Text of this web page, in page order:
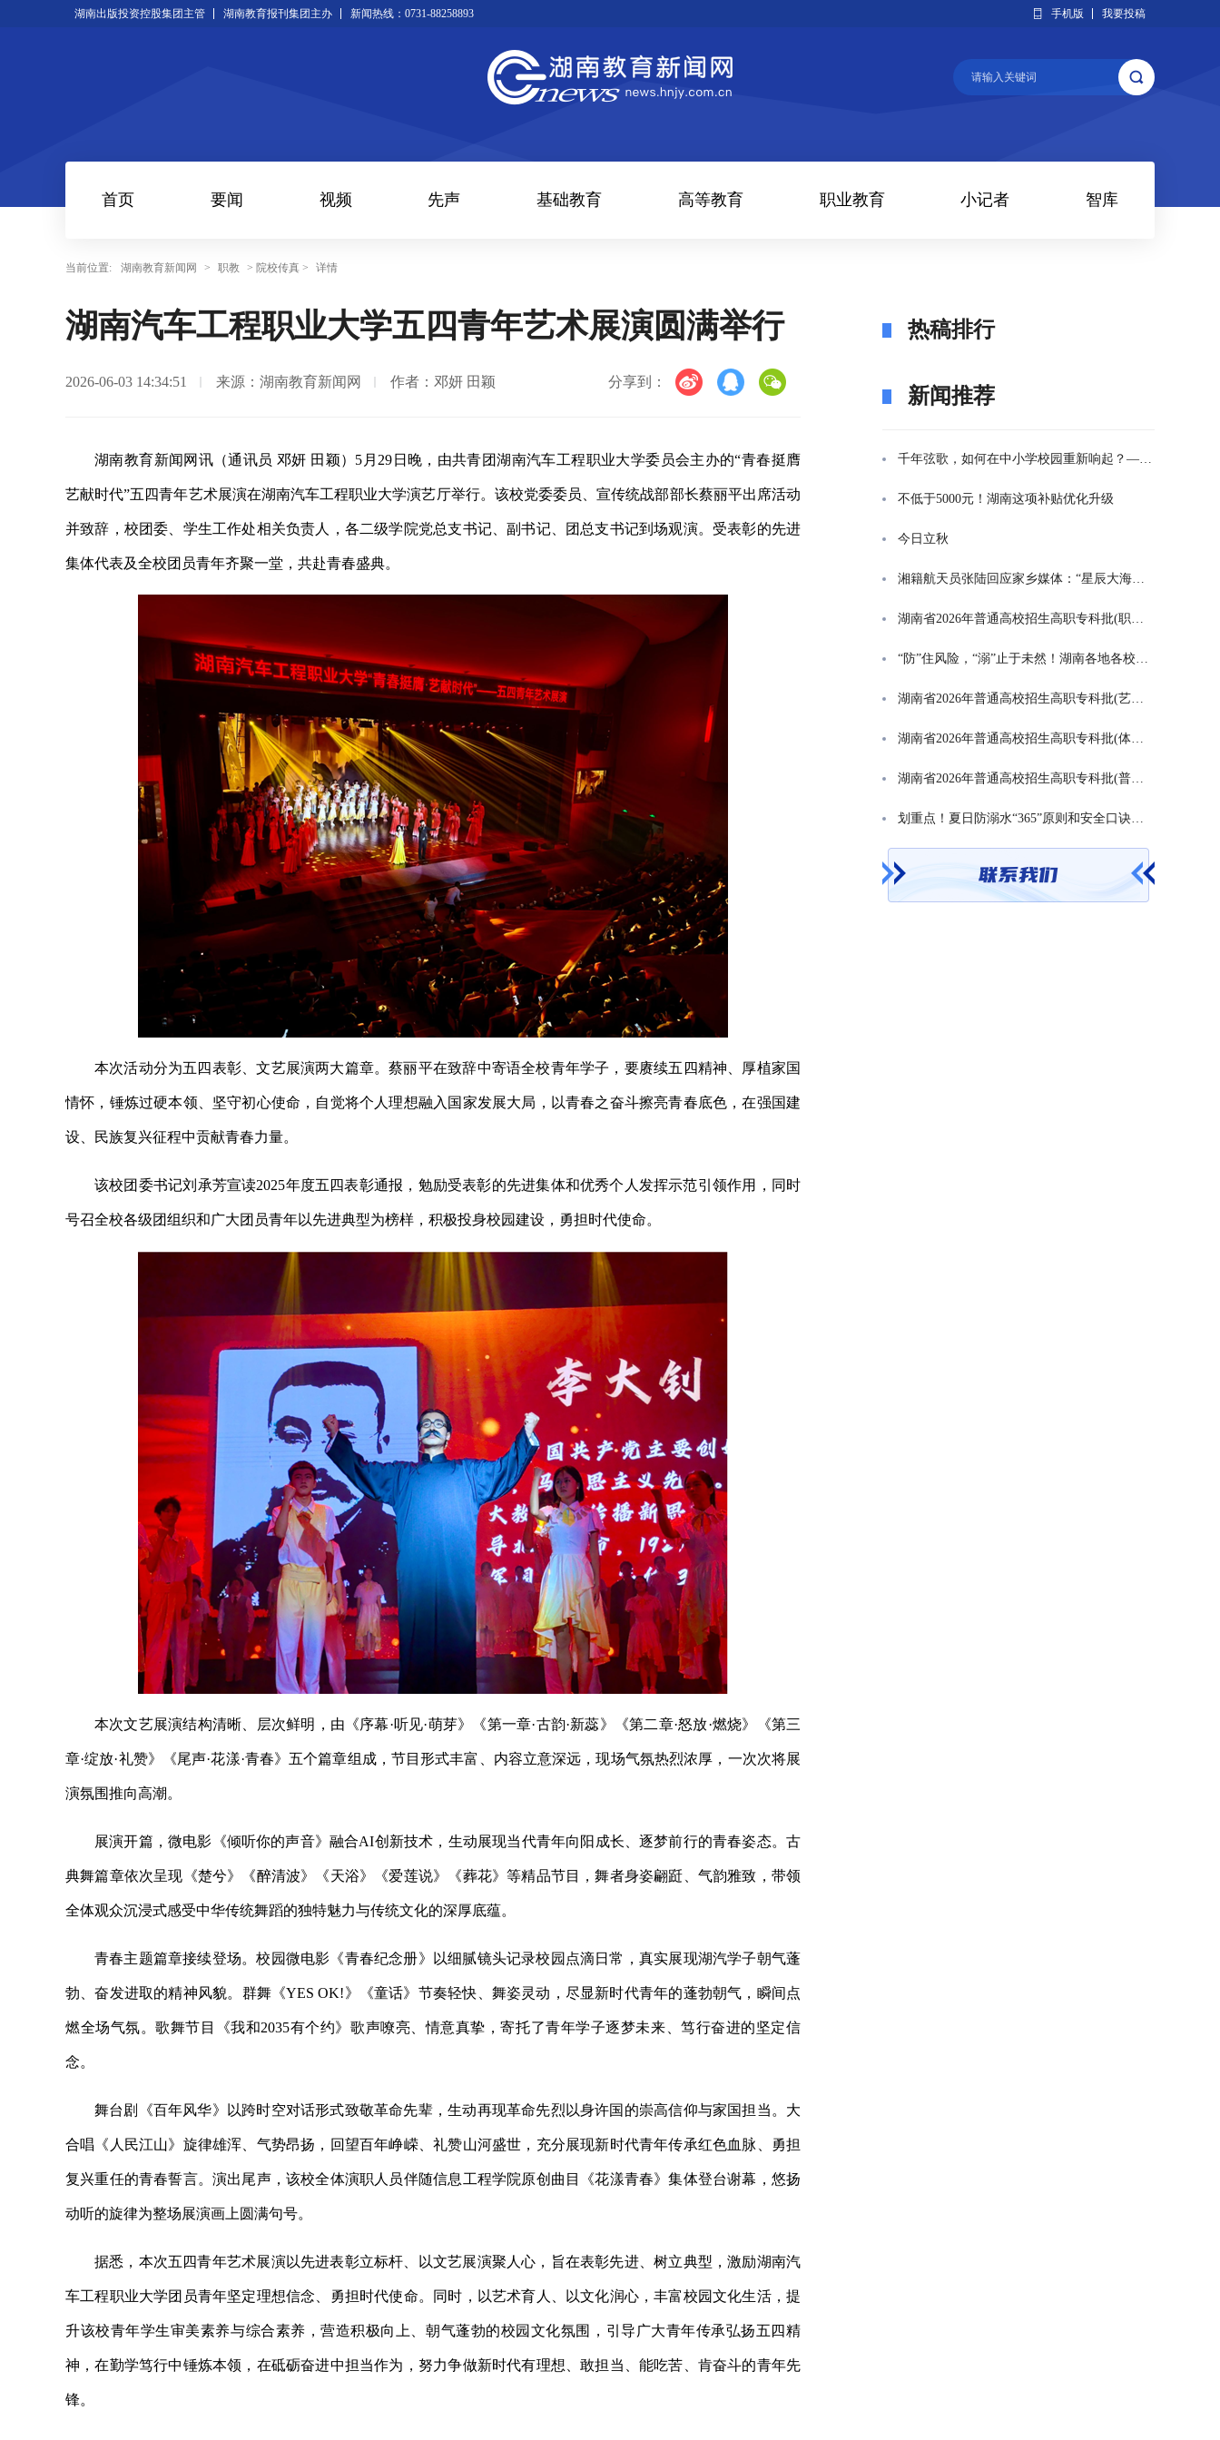
湖南出版投资控股集团主管 湖南教育报刊集团主办 新闻热线：0731-88258893 手机版 我要投稿
首页 要闻 视频 先声 基础教育 高等教育 职业教育 小记者 智库
当前位置: 湖南教育新闻网 > 职教 > 院校传真 > 详情
湖南汽车工程职业大学五四青年艺术展演圆满举行
2026-06-03 14:34:51 来源：湖南教育新闻网 作者：邓妍 田颖 分享到：
湖南教育新闻网讯（通讯员 邓妍 田颖）5月29日晚，由共青团湖南汽车工程职业大学委员会主办的“青春挺膺
艺献时代”五四青年艺术展演在湖南汽车工程职业大学演艺厅举行。该校党委委员、宣传统战部部长蔡丽平出席活动
并致辞，校团委、学生工作处相关负责人，各二级学院党总支书记、副书记、团总支书记到场观演。受表彰的先进
集体代表及全校团员青年齐聚一堂，共赴青春盛典。
本次活动分为五四表彰、文艺展演两大篇章。蔡丽平在致辞中寄语全校青年学子，要赓续五四精神、厚植家国
情怀，锤炼过硬本领、坚守初心使命，自觉将个人理想融入国家发展大局，以青春之奋斗擦亮青春底色，在强国建
设、民族复兴征程中贡献青春力量。
该校团委书记刘承芳宣读2025年度五四表彰通报，勉励受表彰的先进集体和优秀个人发挥示范引领作用，同时
号召全校各级团组织和广大团员青年以先进典型为榜样，积极投身校园建设，勇担时代使命。
本次文艺展演结构清晰、层次鲜明，由《序幕·听见·萌芽》《第一章·古韵·新蕊》《第二章·怒放·燃烧》《第三
章·绽放·礼赞》《尾声·花漾·青春》五个篇章组成，节目形式丰富、内容立意深远，现场气氛热烈浓厚，一次次将展
演氛围推向高潮。
展演开篇，微电影《倾听你的声音》融合AI创新技术，生动展现当代青年向阳成长、逐梦前行的青春姿态。古
典舞篇章依次呈现《楚兮》《醉清波》《天浴》《爱莲说》《葬花》等精品节目，舞者身姿翩跹、气韵雅致，带领
全体观众沉浸式感受中华传统舞蹈的独特魅力与传统文化的深厚底蕴。
青春主题篇章接续登场。校园微电影《青春纪念册》以细腻镜头记录校园点滴日常，真实展现湖汽学子朝气蓬
勃、奋发进取的精神风貌。群舞《YES OK!》《童话》节奏轻快、舞姿灵动，尽显新时代青年的蓬勃朝气，瞬间点
燃全场气氛。歌舞节目《我和2035有个约》歌声嘹亮、情意真挚，寄托了青年学子逐梦未来、笃行奋进的坚定信
念。
舞台剧《百年风华》以跨时空对话形式致敬革命先辈，生动再现革命先烈以身许国的崇高信仰与家国担当。大
合唱《人民江山》旋律雄浑、气势昂扬，回望百年峥嵘、礼赞山河盛世，充分展现新时代青年传承红色血脉、勇担
复兴重任的青春誓言。演出尾声，该校全体演职人员伴随信息工程学院原创曲目《花漾青春》集体登台谢幕，悠扬
动听的旋律为整场展演画上圆满句号。
据悉，本次五四青年艺术展演以先进表彰立标杆、以文艺展演聚人心，旨在表彰先进、树立典型，激励湖南汽
车工程职业大学团员青年坚定理想信念、勇担时代使命。同时，以艺术育人、以文化润心，丰富校园文化生活，提
升该校青年学生审美素养与综合素养，营造积极向上、朝气蓬勃的校园文化氛围，引导广大青年传承弘扬五四精
神，在勤学笃行中锤炼本领，在砥砺奋进中担当作为，努力争做新时代有理想、敢担当、能吃苦、肯奋斗的青年先
锋。
热稿排行
新闻推荐
千年弦歌，如何在中小学校园重新响起？——湖南首届中小学书院制建设研讨会观察
不低于5000元！湖南这项补贴优化升级
今日立秋
湘籍航天员张陆回应家乡媒体：“星辰大海是一群人的长征”
湖南省2026年普通高校招生高职专科批(职高对口类)第一次投档分数线
“防”住风险，“溺”止于未然！湖南各地各校打响防溺水“保卫战”
湖南省2026年普通高校招生高职专科批(艺术类)第一次投档分数线
湖南省2026年普通高校招生高职专科批(体育类)第一次投档分数线
湖南省2026年普通高校招生高职专科批(普通类)第一次投档分数线
划重点！夏日防溺水“365”原则和安全口诀一起学